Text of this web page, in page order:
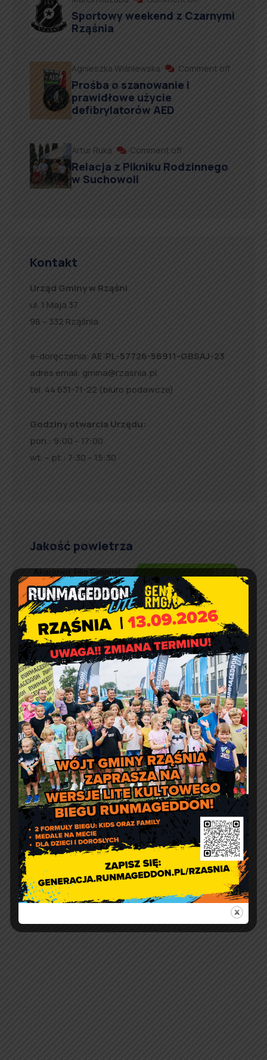
Sportowy weekend z Czarnymi
Rząśnia
Agnieszka Wiśniewska Comment off
Prośba o szanowanie i
prawidłowe użycie
defibrylatorów AED
Artur Ruka Comment off
Relacja z Pikniku Rodzinnego
w Suchowoli
Kontakt
Urząd Gminy w Rząśni
ul. 1 Maja 37
98 – 332 Rząśnia
e-doręczenia: AE:PL-57726-56911-GBSAJ-23
adres email: gmina@rzasnia.pl
tel. 44 631-71-22 (biuro podawcze)
Godziny otwarcia Urzędu:
pon.: 9:00 – 17:00
wt. – pt.: 7:30 – 15:30
Jakość powietrza